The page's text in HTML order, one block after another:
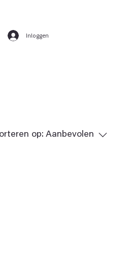
Inloggen
op: Aanbevolen